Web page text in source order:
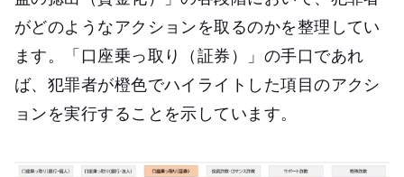
がどのようなアクションを取るのかを整理してい
ます。「口座乗っ取り（証券）」の手口であれ
ば、犯罪者が橙色でハイライトした項目のアクシ
ョンを実行することを示しています。